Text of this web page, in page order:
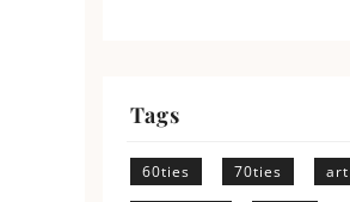
Tags
60ties 70ties art